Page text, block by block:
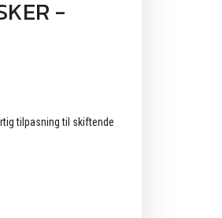
-
tilpasning til skiftende